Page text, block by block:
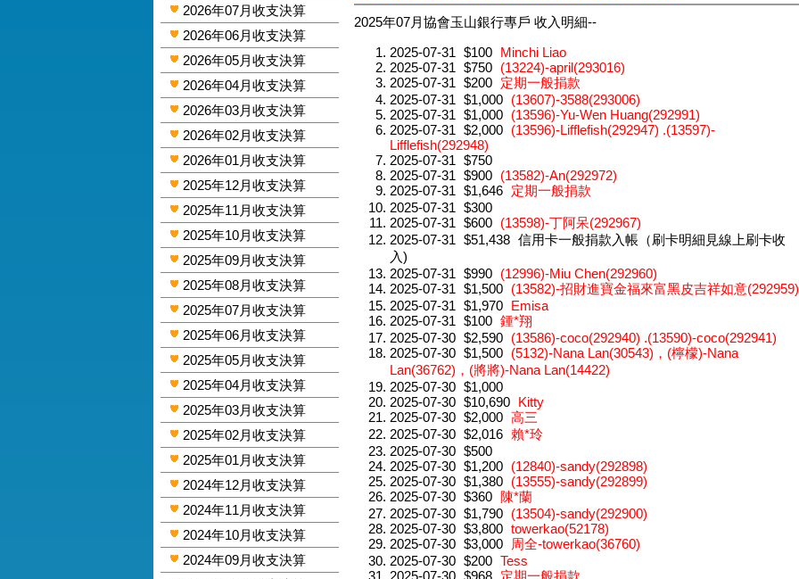
2026年07月收支決算
2026年06月收支決算
2026年05月收支決算
2026年04月收支決算
2026年03月收支決算
2026年02月收支決算
2026年01月收支決算
2025年12月收支決算
2025年11月收支決算
2025年10月收支決算
2025年09月收支決算
2025年08月收支決算
2025年07月收支決算
2025年06月收支決算
2025年05月收支決算
2025年04月收支決算
2025年03月收支決算
2025年02月收支決算
2025年01月收支決算
2024年12月收支決算
2024年11月收支決算
2024年10月收支決算
2024年09月收支決算
2025年07月 協會玉山銀行專戶 收入明細--
2025-07-31 $100
Minchi Liao
2025-07-31 $750
(13224)-april(293016)
2025-07-31 $200
定期一般捐款
2025-07-31 $1,000
(13607)-3588(293006)
2025-07-31 $1,000
(13596)-Yu-Wen Huang(292991)
2025-07-31 $2,000
(13596)-Lifflefish(292947) .(13597)-
Lifflefish(292948)
2025-07-31 $750
2025-07-31 $900
(13582)-An(292972)
2025-07-31 $1,646
定期一般捐款
2025-07-31 $300
2025-07-31 $600
(13598)-丁阿呆(292967)
2025-07-31 $51,438 信用卡一般捐款入帳（刷卡明細見線上刷卡收
入)
2025-07-31 $990
(12996)-Miu Chen(292960)
2025-07-31 $1,500
(13582)-招財進寶金福來富黑皮吉祥如意(292959)
2025-07-31 $1,970
Emisa
2025-07-31 $100 鍾*翔
2025-07-30 $2,590
(13586)-coco(292940) .(13590)-coco(292941)
2025-07-30 $1,500
(5132)-Nana Lan(30543)，(檸檬)-Nana
Lan(36762)，(將將)-Nana Lan(14422)
2025-07-30 $1,000
2025-07-30 $10,690
Kitty
2025-07-30 $2,000 高三
2025-07-30 $2,016 賴*玲
2025-07-30 $500
2025-07-30 $1,200
(12840)-sandy(292898)
2025-07-30 $1,380
(13555)-sandy(292899)
2025-07-30 $360
陳*蘭
2025-07-30 $1,790
(13504)-sandy(292900)
2025-07-30 $3,800 towerkao(52178)
2025-07-30 $3,000
周全-towerkao(36760)
2025-07-30 $200 Tess